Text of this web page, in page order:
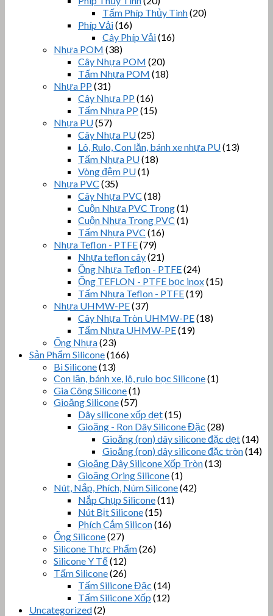
Tấm Phíp Thủy Tinh(20)
Phíp Vải(16)
Cây Phíp Vải(16)
Nhựa POM (38)
Cây Nhựa POM (20)
Tấm Nhựa POM (18)
Nhựa PP (31)
Cây Nhựa PP (16)
Tấm Nhựa PP (15)
Nhựa PU(57)
Cây Nhựa PU(25)
Lô, Rulo, Con lăn, bánh xe nhựa PU(13)
Tấm Nhựa PU(18)
Vòng đệm PU(1)
Nhựa PVC (35)
Cây Nhựa PVC (18)
Cuộn Nhựa PVC Trong(1)
Cuộn Nhựa Trong PVC (1)
Tấm Nhựa PVC (16)
Nhựa Teflon - PTFE(79)
Nhựa teflon cây(21)
Ống Nhựa Teflon - PTFE(24)
Ống TEFLON - PTFE bọc inox(15)
Tấm Nhựa Teflon - PTFE(19)
Nhựa UHMW-PE(37)
Cây Nhựa Tròn UHMW-PE(18)
Tấm Nhựa UHMW-PE(19)
Ống Nhựa(23)
Sản Phẩm Silicone(166)
Bi Silicone(13)
Con lăn, bánh xe, lô, rulo bọc Silicone(1)
Gia Công Silicone(1)
Gioăng Silicone(57)
Dây silicone xốp dẹt(15)
Gioăng - Ron Dây Silicone Đặc (28)
Gioăng (ron) dây silicone đặc dẹt(14)
Gioăng (ron) dây silicone đặc tròn(14)
Gioăng Dây Silicone Xốp Tròn(13)
Gioăng Oring Silicone(1)
Nút, Nắp, Phích, Núm Silicone(42)
Nắp Chụp Silicone(11)
Nút Bịt Silicone(15)
Phích Cắm Silicon(16)
Ống Silicone(27)
Silicone Thực Phẩm(26)
Silicone Y Tế(12)
Tấm Silicone(26)
Tấm Silicone Đặc (14)
Tấm Silicone Xốp (12)
Uncategorized(2)